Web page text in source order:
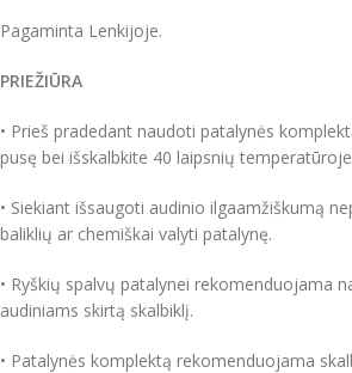
Pagaminta Lenkijoje.
PRIEŽIŪRA
• Prieš pradedant naudoti patalynės
pusę bei išskalbkite 40 laipsnių
• Siekiant išsaugoti audinio ilgaamžiškumą
baliklių ar chemiškai valyti patalynę.
• Ryškių spalvų patalynei rekomenduojama
audiniams skirtą skalbiklį.
• Patalynės komplektą rekomenduojama